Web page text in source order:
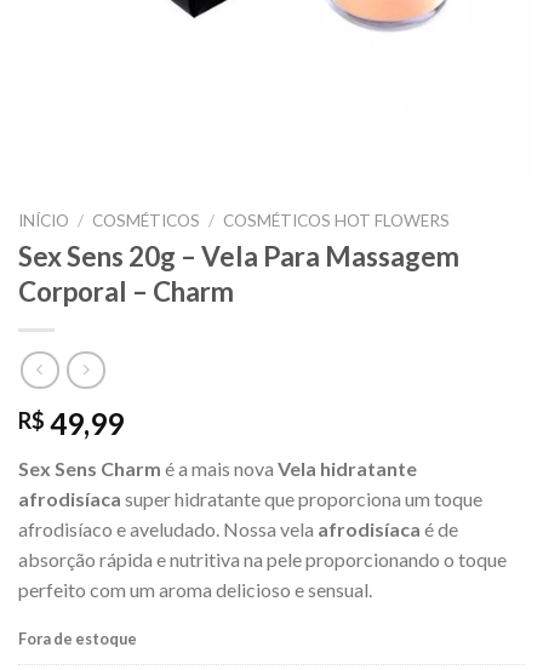
INÍCIO / COSMÉTICOS / COSMÉTICOS HOT FLOWERS
Sex Sens 20g – Vela Para Massagem
Corporal – Charm
R$ 49,99
Sex Sens Charm é a mais nova Vela hidratante
afrodisíaca super hidratante que proporciona um toque
afrodisíaco e aveludado. Nossa vela afrodisíaca é de
absorção rápida e nutritiva na pele proporcionando o toque
perfeito com um aroma delicioso e sensual.
Fora de estoque